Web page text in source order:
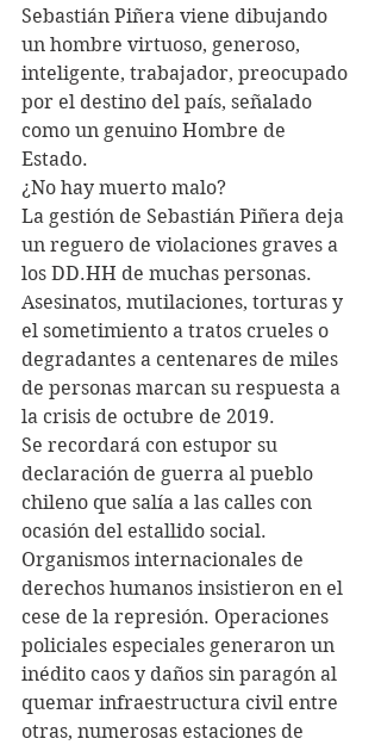
Sebastián Piñera viene dibujando
un hombre virtuoso, generoso,
inteligente, trabajador, preocupado
por el destino del país, señalado
como un genuino Hombre de
Estado.
¿No hay muerto malo?
La gestión de Sebastián Piñera deja
un reguero de violaciones graves a
los DD.HH de muchas personas.
Asesinatos, mutilaciones, torturas y
el sometimiento a tratos crueles o
degradantes a centenares de miles
de personas marcan su respuesta a
la crisis de octubre de 2019.
Se recordará con estupor su
declaración de guerra al pueblo
chileno que salía a las calles con
ocasión del estallido social.
Organismos internacionales de
derechos humanos insistieron en el
cese de la represión. Operaciones
policiales especiales generaron un
inédito caos y daños sin paragón al
quemar infraestructura civil entre
otras, numerosas estaciones de